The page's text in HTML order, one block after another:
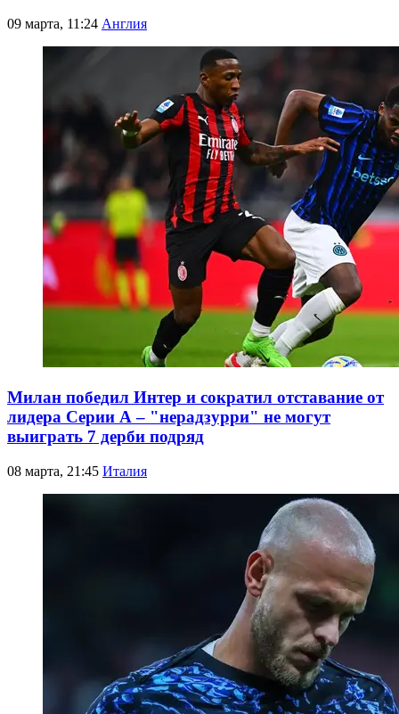
09 марта, 11:24 Англия
Милан победил Интер и сократил отставание от
лидера Серии А – "нерадзурри" не могут
выиграть 7 дерби подряд
08 марта, 21:45 Италия